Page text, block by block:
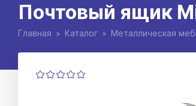
Почтовый ящик
Главная Каталог Металлическая